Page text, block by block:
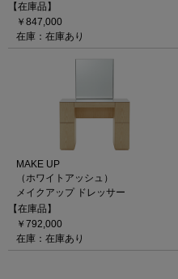
【在庫品】
￥847,000
在庫：在庫あり
MAKE UP
（ホワイトアッシュ）
メイクアップ ドレッサー
【在庫品】
￥792,000
在庫：在庫あり